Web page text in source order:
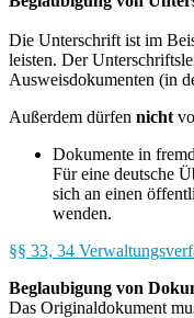
Die Unterschrift ist im
leisten. Der
Ausweisdokumenten (in
Außerdem dürfen nicht
Dokumente in
Für eine deutsche
sich an einen
wenden.
§§ 33, 34
Beglaubigung von
Das Originaldokument